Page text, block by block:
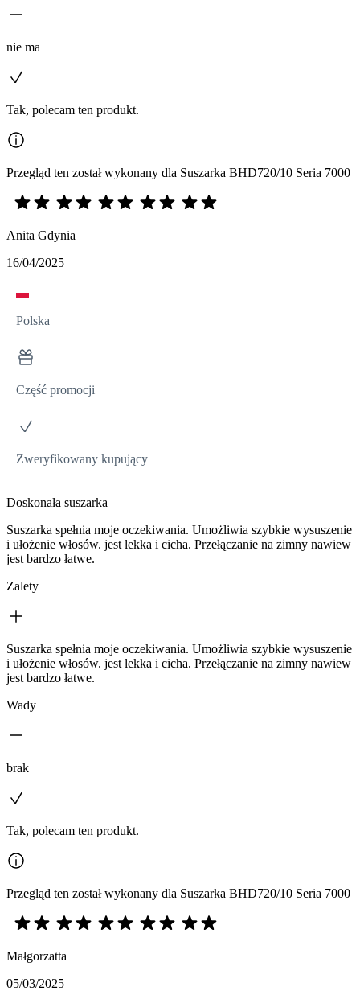
nie ma
Tak, polecam ten produkt.
Przegląd ten został wykonany dla Suszarka BHD720/10 Seria 7000
Anita Gdynia
16/04/2025
Polska
Część promocji
Zweryfikowany kupujący
Doskonała suszarka
Suszarka spełnia moje oczekiwania. Umożliwia szybkie wysuszenie
i ułożenie włosów. jest lekka i cicha. Przełączanie na zimny nawiew
jest bardzo łatwe.
Zalety
Suszarka spełnia moje oczekiwania. Umożliwia szybkie wysuszenie
i ułożenie włosów. jest lekka i cicha. Przełączanie na zimny nawiew
jest bardzo łatwe.
Wady
brak
Tak, polecam ten produkt.
Przegląd ten został wykonany dla Suszarka BHD720/10 Seria 7000
Małgorzatta
05/03/2025